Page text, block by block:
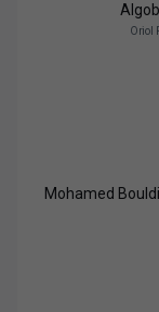
Oriol
Mohamed